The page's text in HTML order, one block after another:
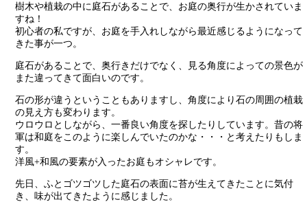
樹木や植栽の中に庭石があることで、お庭の奥行が生かされていま
すね！
初心者の私ですが、お庭を手入れしながら最近感じるようになって
きた事が一つ。
庭石があることで、奥行きだけでなく、見る角度によっての景色が
また違ってきて面白いのです。
石の形が違うということもありますし、角度により石の周囲の植栽
の見え方も変わります。
ウロウロとしながら、一番良い角度を探したりしています。昔の将
軍は和庭をこのように楽しんでいたのかな・・・と考えたりもしま
す。
洋風+和風の要素が入ったお庭もオシャレです。
先日、ふとゴツゴツした庭石の表面に苔が生えてきたことに気付
き、味が出てきたように感じました。